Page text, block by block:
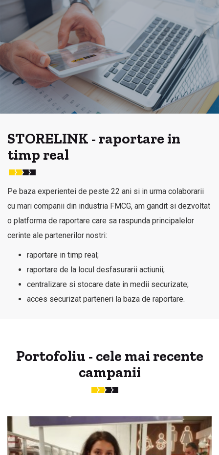
STORELINK - raportare in
timp real
Pe baza experientei de peste 22 ani si in urma colaborarii
cu mari companii din industria FMCG, am gandit si dezvoltat
o platforma de raportare care sa raspunda principalelor
cerinte ale partenerilor nostri:
raportare in timp real;
raportare de la locul desfasurarii actiunii;
centralizare si stocare date in medii securizate;
acces securizat parteneri la baza de raportare.
Portofoliu - cele mai recente
campanii